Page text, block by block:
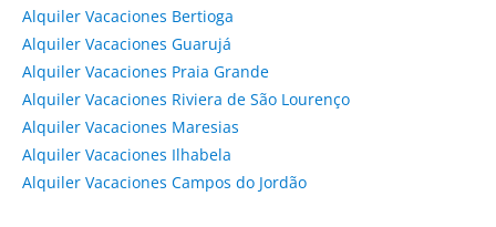
Alquiler Vacaciones Bertioga
Alquiler Vacaciones Guarujá
Alquiler Vacaciones Praia Grande
Alquiler Vacaciones Riviera de São Lourenço
Alquiler Vacaciones Maresias
Alquiler Vacaciones Ilhabela
Alquiler Vacaciones Campos do Jordão